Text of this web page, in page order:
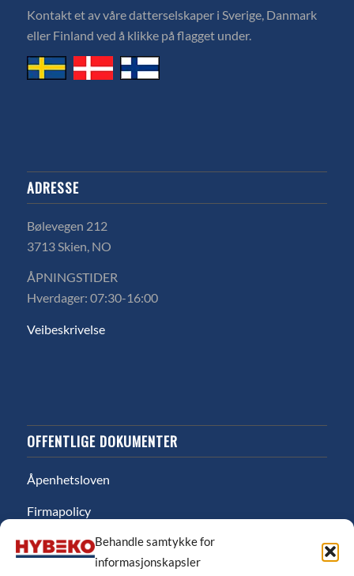
Behandle samtykke for
informasjonskapsler
Kontakt et av våre datterselskaper i Sverige, Danmark
eller Finland ved å klikke på flagget under.
ADRESSE
Bølevegen 212
3713 Skien, NO
ÅPNINGSTIDER
Hverdager: 07:30-16:00
Veibeskrivelse
OFFENTLIGE DOKUMENTER
Åpenhetsloven
Firmapolicy
Miljø